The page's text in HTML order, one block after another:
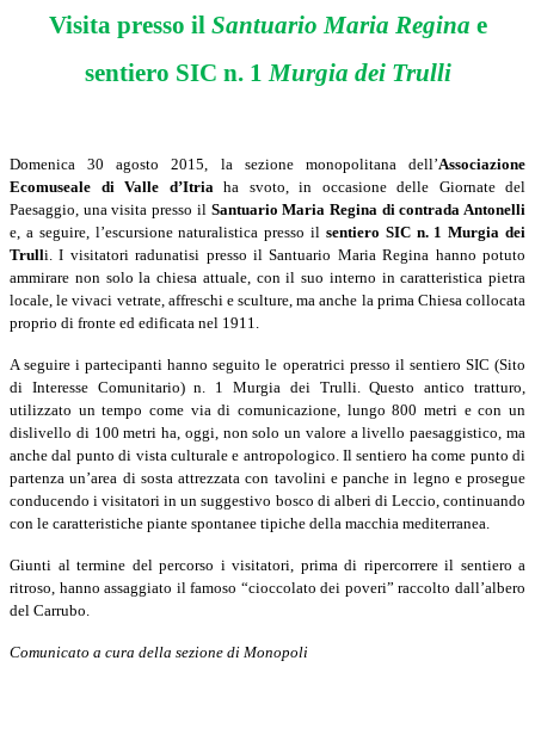
Visita presso il Santuario Maria Regina e
sentiero SIC n. 1 Murgia dei Trulli
Domenica 30 agosto 2015, la sezione monopolitana dell’Associazione
Ecomuseale di Valle d’Itria ha svoto, in occasione delle Giornate del
Paesaggio, una visita presso il Santuario Maria Regina di contrada Antonelli
e, a seguire, l’escursione naturalistica presso il sentiero SIC n. 1 Murgia dei
Trulli. I visitatori radunatisi presso il Santuario Maria Regina hanno potuto
ammirare non solo la chiesa attuale, con il suo interno in caratteristica pietra
locale, le vivaci vetrate, affreschi e sculture, ma anche la prima Chiesa collocata
proprio di fronte ed edificata nel 1911.
A seguire i partecipanti hanno seguito le operatrici presso il sentiero SIC (Sito
di Interesse Comunitario) n. 1 Murgia dei Trulli. Questo antico tratturo,
utilizzato un tempo come via di comunicazione, lungo 800 metri e con un
dislivello di 100 metri ha, oggi, non solo un valore a livello paesaggistico, ma
anche dal punto di vista culturale e antropologico. Il sentiero ha come punto di
partenza un’area di sosta attrezzata con tavolini e panche in legno e prosegue
conducendo i visitatori in un suggestivo bosco di alberi di Leccio, continuando
con le caratteristiche piante spontanee tipiche della macchia mediterranea.
Giunti al termine del percorso i visitatori, prima di ripercorrere il sentiero a
ritroso, hanno assaggiato il famoso “cioccolato dei poveri” raccolto dall’albero
del Carrubo.
Comunicato a cura della sezione di Monopoli